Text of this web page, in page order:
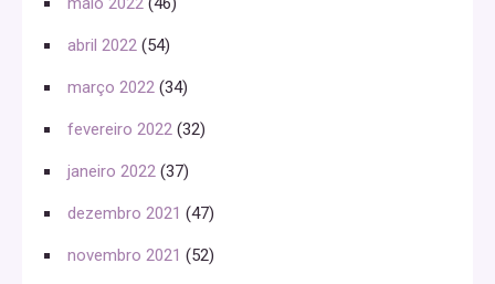
abril 2022 (54)
março 2022 (34)
fevereiro 2022 (32)
janeiro 2022 (37)
dezembro 2021 (47)
novembro 2021 (52)